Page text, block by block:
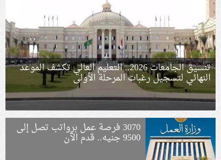
تنسيق الجامعات 2026.. التعليم العالي تكشف الموعد
النهائي لتسجيل رغبات المرحلة الأولى
3070 فرصة عمل برواتب تصل إلى
9500 جنيه.. قدم الآن